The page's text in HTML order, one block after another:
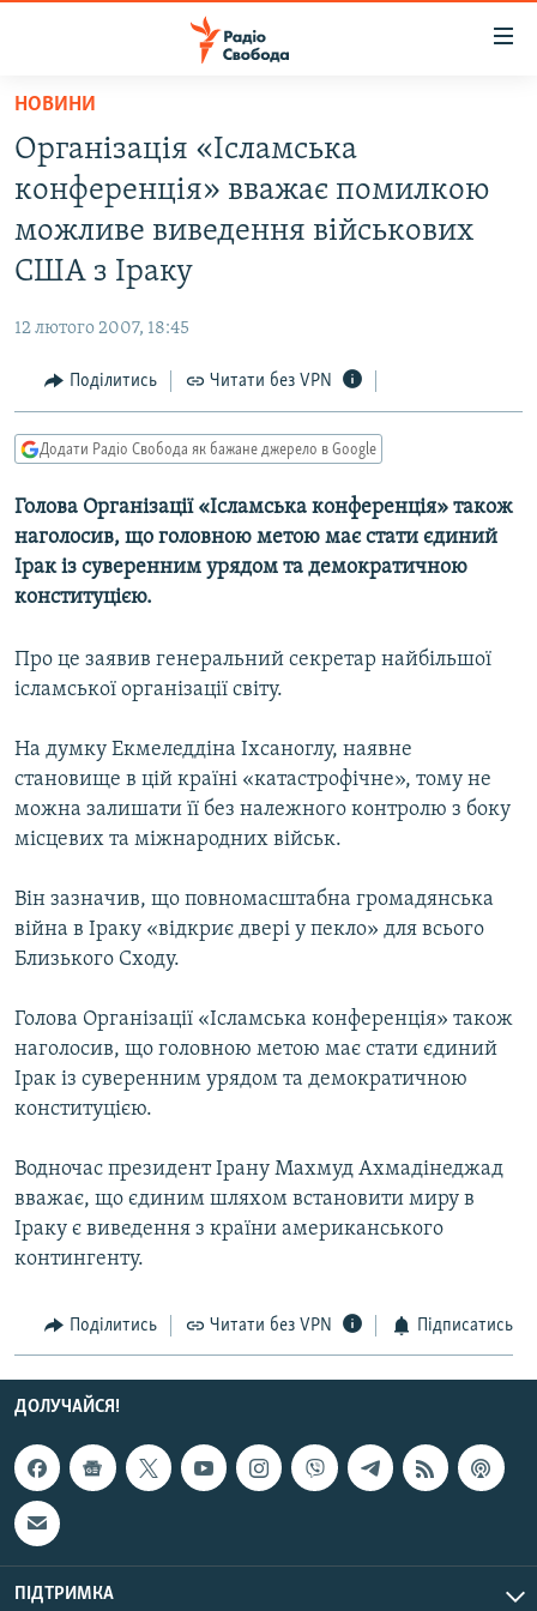
Перейти
основного
матеріалу
Перейти
до
основної
Перейти
пошуку
ВСЕ ЗА ДОБУ
СТАТТІ
ПОЛІТИКА
КУЛЬТУРА
СПОРТ
СВІТ
ВІЙНА
ДОНБАС.РЕАЛІЇ
КРИМ.РЕАЛІЇ
ТИ ЯК?
КИТАЙ.ВИКЛИКИ
МУЛЬТИМЕДІА
ФОТО
СПЕЦПРОЄКТИ
ПОДКАСТИ
КРИМ РЕАЛІЇ
РУС
УКР
ДОЛУЧАЙСЯ!
Усі сайти RFE/RL
НОВИНИ
Організація «Ісламська
конференція» вважає помилкою
можливе виведення військових
США з Іраку
12 лютого 2007, 18:45
Поділитись Читати без VPN
Додати Радіо Свобода як бажане джерело в Google
Голова Організації «Ісламська конференція» також
наголосив, що головною метою має стати єдиний
Ірак із суверенним урядом та демократичною
конституцією.
Про це заявив генеральний секретар найбільшої
ісламської організації світу.
На думку Екмеледдіна Іхсаноглу, наявне
становище в цій країні «катастрофічне», тому не
можна залишати її без належного контролю з боку
місцевих та міжнародних військ.
Він зазначив, що повномасштабна громадянська
війна в Іраку «відкриє двері у пекло» для всього
Близького Сходу.
Голова Організації «Ісламська конференція» також
наголосив, що головною метою має стати єдиний
Ірак із суверенним урядом та демократичною
конституцією.
Водночас президент Ірану Махмуд Ахмадінеджад
вважає, що єдиним шляхом встановити миру в
Іраку є виведення з країни американського
контингенту.
Поділитись Читати без VPN Підписатись
ДОЛУЧАЙСЯ!
ПІДТРИМКА